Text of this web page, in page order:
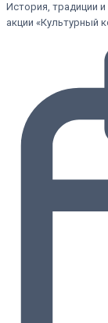
История, традиции
акции «Культурный